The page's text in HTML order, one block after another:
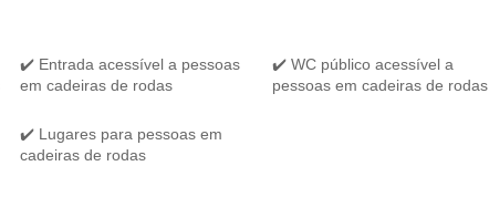
✔️ Entrada acessível a pessoas
em cadeiras de rodas
✔️ Lugares para pessoas em
cadeiras de rodas
✔️ WC público acessível a
pessoas em cadeiras de rodas